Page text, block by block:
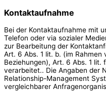
Kontaktaufnahme
Bei der Kontaktaufnahme mit
Telefon oder via sozialer
zur Bearbeitung der
Art. 6 Abs. 1 lit. b. (im
Beziehungen), Art. 6 Abs. 1 lit.
verarbeitet.. Die Angaben der
Relationship-Management
vergleichbarer